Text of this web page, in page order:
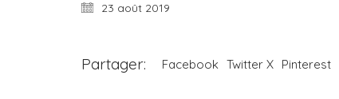
23 août 2019
Partager: Facebook Twitter X Pinterest